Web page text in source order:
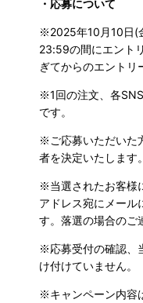
・応募について
※2025年10月10日(
23:59の間にエント
ぎてからのエントリ
※1回の注文、各
です。
※ご応募いただいた
者を決定いたします。
※当選されたお客様
アドレス宛にメール
す。落選の場合のご
※応募受付の確認、
け付けていません。
※キャンペーン内容